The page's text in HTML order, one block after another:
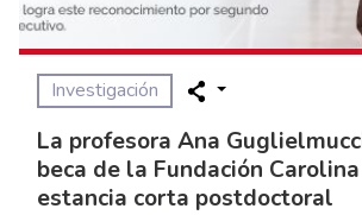
Investigación
La profesora Ana
beca de la Fundación
estancia corta postdoctoral